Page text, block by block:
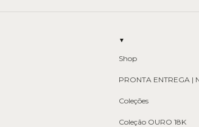
▼
Shop
PRONTA ENTREGA |
Coleções
Coleção OURO 18K